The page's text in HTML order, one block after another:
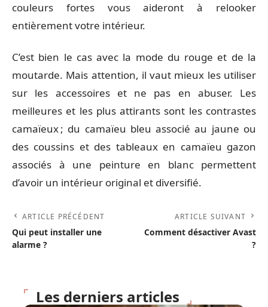
couleurs fortes vous aideront à relooker
entièrement votre intérieur.
C’est bien le cas avec la mode du rouge et de la
moutarde. Mais attention, il vaut mieux les utiliser
sur les accessoires et ne pas en abuser. Les
meilleures et les plus attirants sont les contrastes
camaïeux ; du camaïeu bleu associé au jaune ou
des coussins et des tableaux en camaïeu gazon
associés à une peinture en blanc permettent
d’avoir un intérieur original et diversifié.
ARTICLE PRÉCÉDENT
Qui peut installer une
alarme ?
ARTICLE SUIVANT
Comment désactiver Avast
?
Les derniers articles